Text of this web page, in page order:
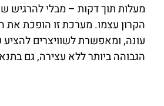
מעלות תוך דקות – מבלי להרגיש
הקרון עצמו. מערכת זו הופכת את
עונה, ומאפשרת לשוויצרים
הגבוהה ביותר ללא עצירה, גם